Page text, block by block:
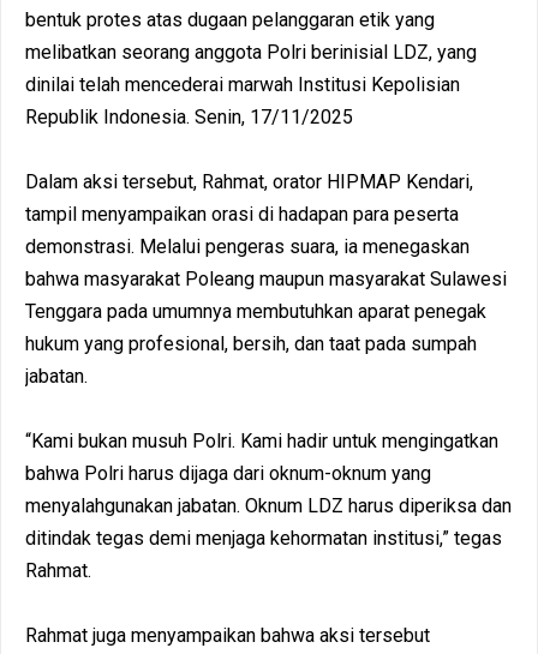
bentuk protes atas dugaan pelanggaran etik yang
melibatkan seorang anggota Polri berinisial LDZ, yang
dinilai telah mencederai marwah Institusi Kepolisian
Republik Indonesia. Senin, 17/11/2025
Dalam aksi tersebut, Rahmat, orator HIPMAP Kendari,
tampil menyampaikan orasi di hadapan para peserta
demonstrasi. Melalui pengeras suara, ia menegaskan
bahwa masyarakat Poleang maupun masyarakat Sulawesi
Tenggara pada umumnya membutuhkan aparat penegak
hukum yang profesional, bersih, dan taat pada sumpah
jabatan.
“Kami bukan musuh Polri. Kami hadir untuk mengingatkan
bahwa Polri harus dijaga dari oknum-oknum yang
menyalahgunakan jabatan. Oknum LDZ harus diperiksa dan
ditindak tegas demi menjaga kehormatan institusi,” tegas
Rahmat.
Rahmat juga menyampaikan bahwa aksi tersebut